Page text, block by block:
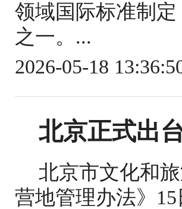
领域国际标准制
之一。...
2026-05-18
北京正式出
北京市文化和
营地管理办法》